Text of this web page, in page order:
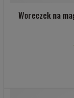
Woreczek na